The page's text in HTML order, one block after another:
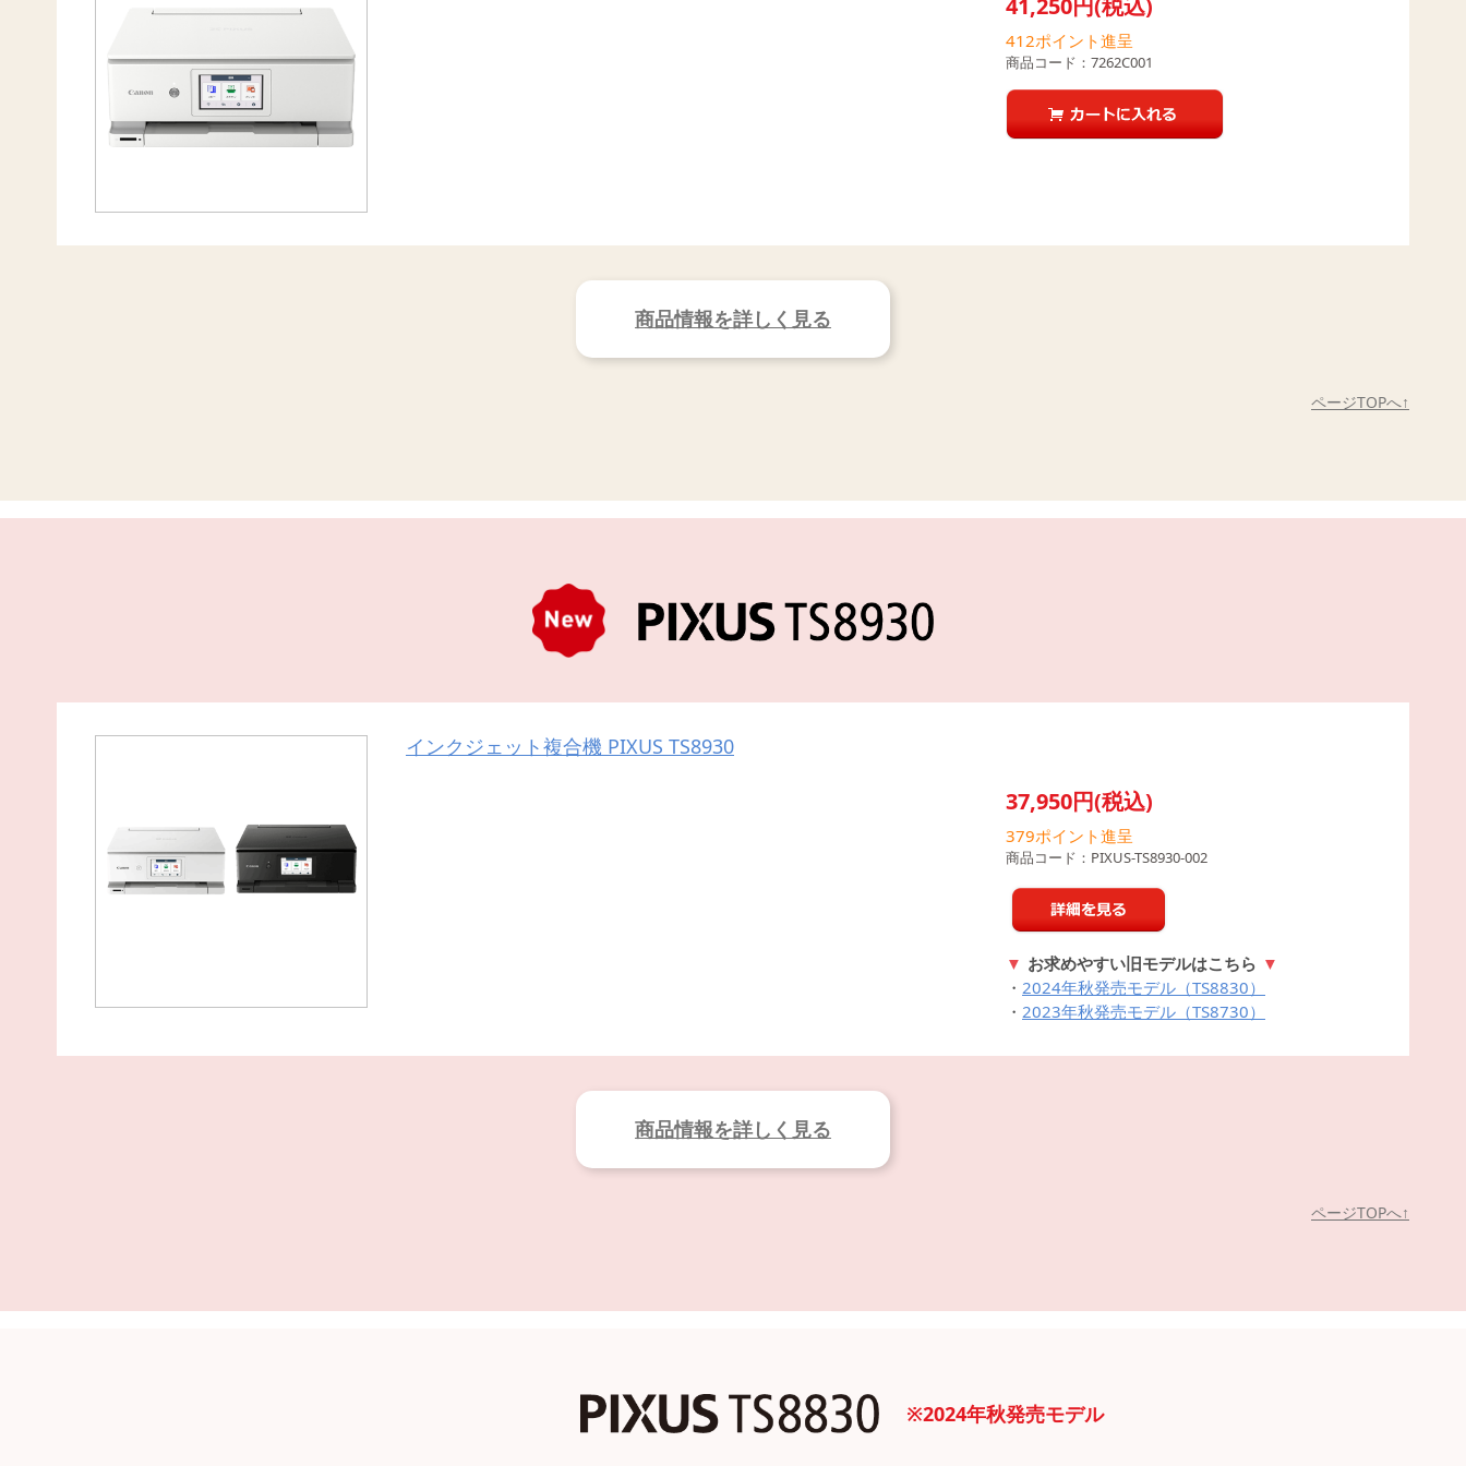
41,250円(税込)
412ポイント進呈
商品コード： 7262C001
商品情報を詳しく見る
ページTOPへ↑
インクジェット複合機 PIXUS TS8930
37,950円(税込)
379ポイント進呈
商品コード： PIXUS-TS8930-002
お求めやすい旧モデルはこちら
2024年秋発売モデル（TS8830）
2023年秋発売モデル（TS8730）
商品情報を詳しく見る
ページTOPへ↑
※2024年秋発売モデル